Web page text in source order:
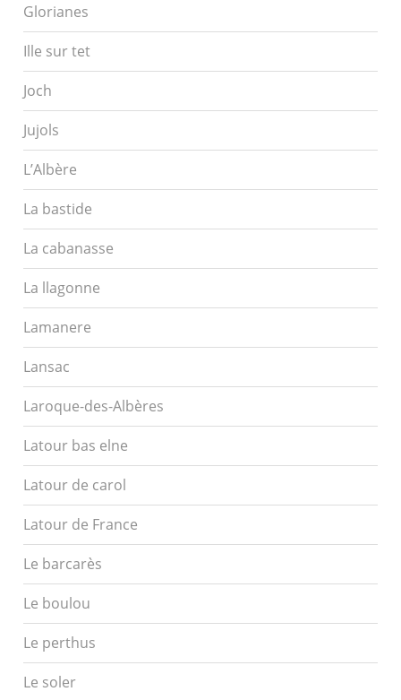
Glorianes
Ille sur tet
Joch
Jujols
L’Albère
La bastide
La cabanasse
La llagonne
Lamanere
Lansac
Laroque-des-Albères
Latour bas elne
Latour de carol
Latour de France
Le barcarès
Le boulou
Le perthus
Le soler